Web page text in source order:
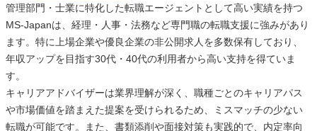
管理部門・士業に特化した転職エージェントとして高い実績を持つ
MS-Japanは、経理・人事・法務など専門職の転職支援に強みがあり
ます。特に上場企業や優良企業の非公開求人を多数保有しており、
年収アップを目指す30代・40代の利用者から高い支持を得ていま
す。
キャリアアドバイザーは業界理解が深く、職種ごとのキャリアパス
や市場価値を踏まえた提案を受けられるため、ミスマッチの少ない
転職が可能です。また、書類添削や面接対策も実践的で、内定率向